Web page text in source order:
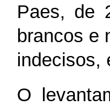
Paes, de
brancos e
indecisos,
O